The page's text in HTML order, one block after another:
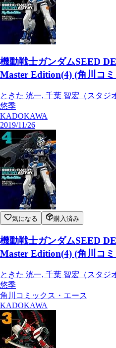
機動戦士ガンダムSEED
Master Edition(4) (角川コ
ときた 洸一, 千葉 智宏（スタジ
悠季
KADOKAWA
2019/11/26
気になる 購入済み
機動戦士ガンダムSEED
Master Edition(4) (角川コ
ときた 洸一, 千葉 智宏（スタジ
悠季
角川コミックス・エース
KADOKAWA